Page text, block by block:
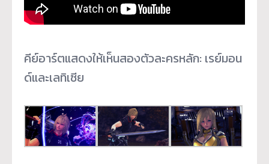
คีย์อาร์ตแสดงให้เห็นสองตัวละครหลัก: เรย์มอน
ด์และเลทิเซีย